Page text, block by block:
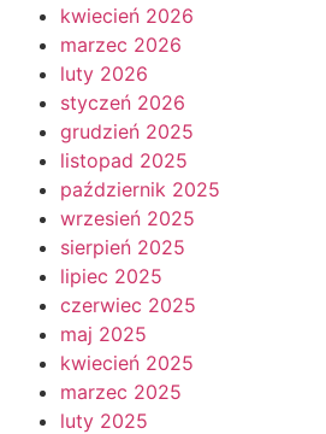
kwiecień 2026
marzec 2026
luty 2026
styczeń 2026
grudzień 2025
listopad 2025
październik 2025
wrzesień 2025
sierpień 2025
lipiec 2025
czerwiec 2025
maj 2025
kwiecień 2025
marzec 2025
luty 2025